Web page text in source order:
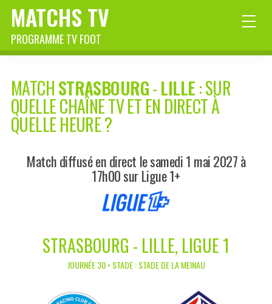
MATCHS TV
PROGRAMME TV FOOT
MATCHSTRASBOURG-LILLE: SUR
QUELLE CHAÎNE TV ET EN DIRECT À
QUELLE HEURE ?
Match diffusé en direct le samedi 1 mai 2027 à
17h00 sur Ligue 1+
STRASBOURG - LILLE, LIGUE 1
JOURNÉE 30 • STADE : STADE DE LA MEINAU